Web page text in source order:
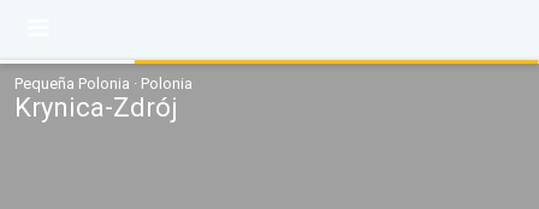
Pequeña Polonia · Polonia
Krynica-Zdrój